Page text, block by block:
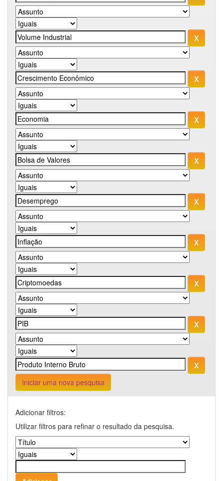
Iniciar uma nova pesquisa
Adicionar filtros:
Utilizar filtros para refinar o resultado da pesquisa.